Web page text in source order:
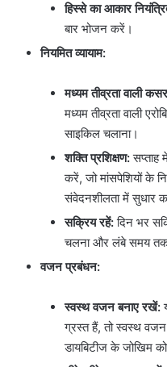
हिस्से का आकार
बार भोजन करें।
नियमित व्यायाम:
मध्यम तीव्रता वाली
मध्यम तीव्रता वाली
साइकिल चलाना।
शक्ति प्रशिक्षण:सप्ताह
करें, जो मांसपेशियों के
संवेदनशीलता में सुधार
सक्रिय रहें:दिन भर
चलना और लंबे समय
वजन प्रबंधन:
स्वस्थ वजन बनाए रखें:
ग्रस्त हैं, तो स्वस्थ
डायबिटीज के जोखिम